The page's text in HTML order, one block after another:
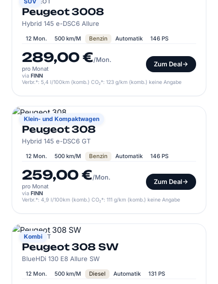
Peugeot 3008
Hybrid 145 e-DSC6 Allure
12 Mon. 500 km/M Benzin Automatik 146 PS
289,00 €/Mon.
pro Monat
Zum Deal
via FINN
Verbr.*: 5,4 l/100km (komb.) CO₂*: 123 g/km (komb.) keine Angabe
Klein- und Kompaktwagen
PEUGEOT
Peugeot 308
Hybrid 145 e-DSC6 GT
12 Mon. 500 km/M Benzin Automatik 146 PS
259,00 €/Mon.
pro Monat
Zum Deal
via FINN
Verbr.*: 4,9 l/100km (komb.) CO₂*: 111 g/km (komb.) keine Angabe
Kombi
PEUGEOT
Peugeot 308 SW
BlueHDi 130 E8 Allure SW
12 Mon. 500 km/M Diesel Automatik 131 PS